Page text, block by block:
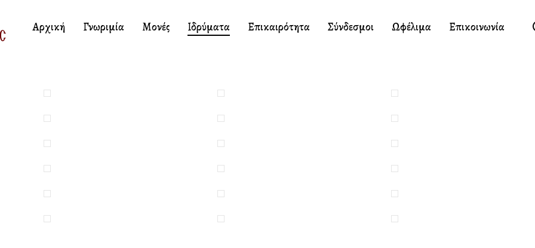
Αρχική Γνωριμία Μονές Ιδρύματα Επικαιρότητα Σύνδεσμοι Ωφέλιμα Επικοινωνία